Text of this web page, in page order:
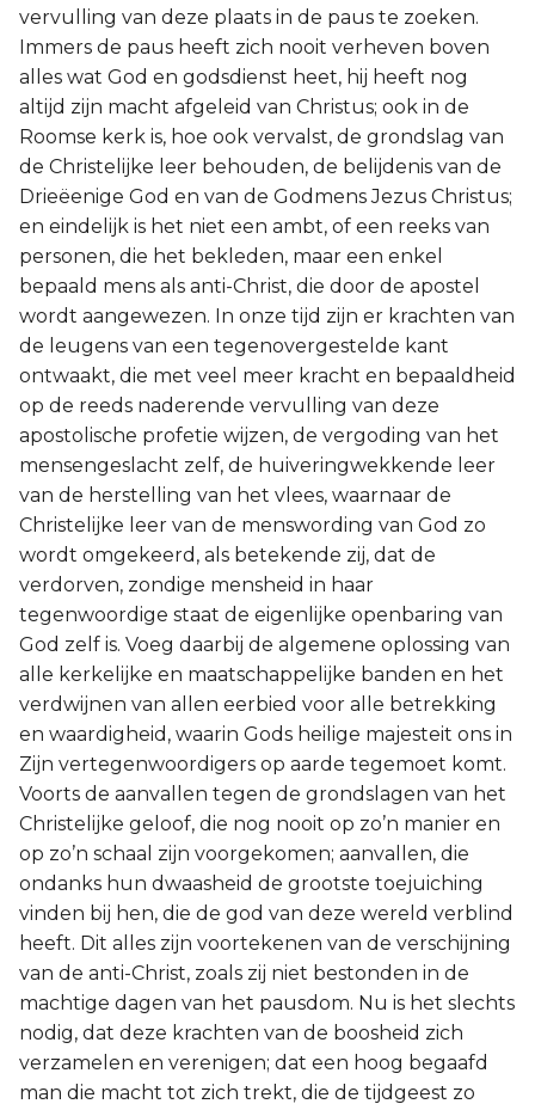
vervulling van deze plaats in de paus te zoeken.
Immers de paus heeft zich nooit verheven boven
alles wat God en godsdienst heet, hij heeft nog
altijd zijn macht afgeleid van Christus; ook in de
Roomse kerk is, hoe ook vervalst, de grondslag van
de Christelijke leer behouden, de belijdenis van de
Drieëenige God en van de Godmens Jezus Christus;
en eindelijk is het niet een ambt, of een reeks van
personen, die het bekleden, maar een enkel
bepaald mens als anti-Christ, die door de apostel
wordt aangewezen. In onze tijd zijn er krachten van
de leugens van een tegenovergestelde kant
ontwaakt, die met veel meer kracht en bepaaldheid
op de reeds naderende vervulling van deze
apostolische profetie wijzen, de vergoding van het
mensengeslacht zelf, de huiveringwekkende leer
van de herstelling van het vlees, waarnaar de
Christelijke leer van de menswording van God zo
wordt omgekeerd, als betekende zij, dat de
verdorven, zondige mensheid in haar
tegenwoordige staat de eigenlijke openbaring van
God zelf is. Voeg daarbij de algemene oplossing van
alle kerkelijke en maatschappelijke banden en het
verdwijnen van allen eerbied voor alle betrekking
en waardigheid, waarin Gods heilige majesteit ons in
Zijn vertegenwoordigers op aarde tegemoet komt.
Voorts de aanvallen tegen de grondslagen van het
Christelijke geloof, die nog nooit op zo’n manier en
op zo’n schaal zijn voorgekomen; aanvallen, die
ondanks hun dwaasheid de grootste toejuiching
vinden bij hen, die de god van deze wereld verblind
heeft. Dit alles zijn voortekenen van de verschijning
van de anti-Christ, zoals zij niet bestonden in de
machtige dagen van het pausdom. Nu is het slechts
nodig, dat deze krachten van de boosheid zich
verzamelen en verenigen; dat een hoog begaafd
man die macht tot zich trekt, die de tijdgeest zo